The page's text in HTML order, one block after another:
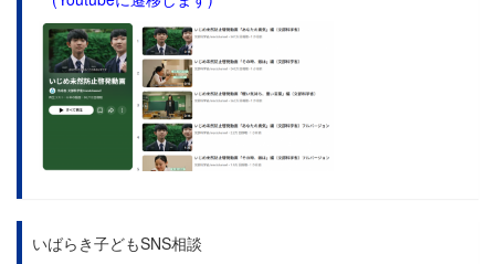
いばらき子どもSNS相談